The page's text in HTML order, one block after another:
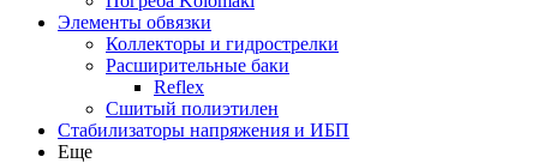
Элементы обвязки
Коллекторы и гидрострелки
Расширительные баки
Reflex
Сшитый полиэтилен
Стабилизаторы напряжения и ИБП
Еще